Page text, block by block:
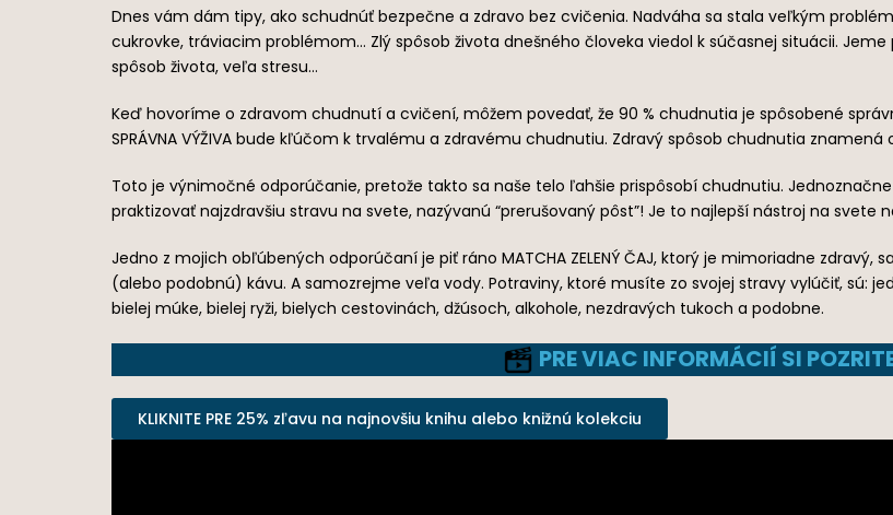
Dnes vám dám tipy, ako schudnúť bezpečne a zdravo bez cvičenia. Nadváha sa stala veľkým
cukrovke, tráviacim problémom… Zlý spôsob života dnešného človeka viedol k súčasnej situácii.
spôsob života, veľa stresu…
Keď hovoríme o zdravom chudnutí a cvičení, môžem povedať, že 90 % chudnutia je spôsobené
SPRÁVNA VÝŽIVA bude kľúčom k trvalému a zdravému chudnutiu. Zdravý spôsob chudnutia znamená
Toto je výnimočné odporúčanie, pretože takto sa naše telo ľahšie prispôsobí chudnutiu.
praktizovať najzdravšiu stravu na svete, nazývanú “prerušovaný pôst”! Je to najlepší nástroj na svete
Jedno z mojich obľúbených odporúčaní je piť ráno MATCHA ZELENÝ ČAJ, ktorý je mimoriadne
(alebo podobnú) kávu. A samozrejme veľa vody. Potraviny, ktoré musíte zo svojej stravy vylúčiť, sú:
bielej múke, bielej ryži, bielych cestovinách, džúsoch, alkohole, nezdravých tukoch a podobne.
PRE VIAC INFORMÁCIÍ SI
KLIKNITE PRE 25% zľavu na najnovšiu knihu alebo knižnú kolekciu